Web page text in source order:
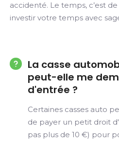
accidenté. Le temps, c’est
investir votre temps avec
La casse
peut-elle me
d'entrée ?
Certaines casses auto
de payer un petit droit
pas plus de 10 €) pour